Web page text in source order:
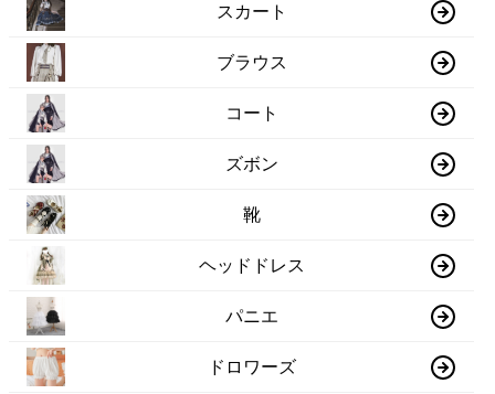
スカート
ブラウス
コート
ズボン
靴
ヘッドドレス
パニエ
ドロワーズ